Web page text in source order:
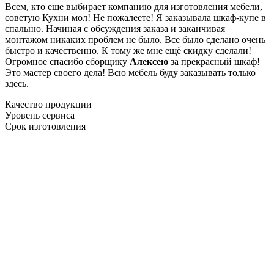
Всем, кто еще выбирает компанию для изготовления мебели,
советую Кухни мол! Не пожалеете! Я заказывала шкаф-купе в
спальню. Начиная с обсуждения заказа и заканчивая
монтажом никаких проблем не было. Все было сделано очень
быстро и качественно. К тому же мне ещё скидку сделали!
Огромное спасибо сборщику Алексею за прекрасный шкаф!
Это мастер своего дела! Всю мебель буду заказывать только
здесь.
Качество продукции
Уровень сервиса
Срок изготовления